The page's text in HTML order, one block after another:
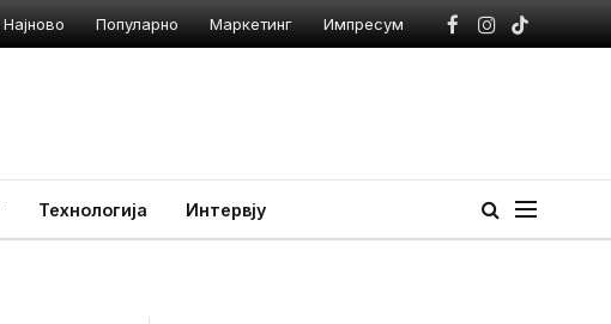
Најново Популарно Маркетинг Импресум
Facebook
Instagram
TikTok
Технологија Интервју